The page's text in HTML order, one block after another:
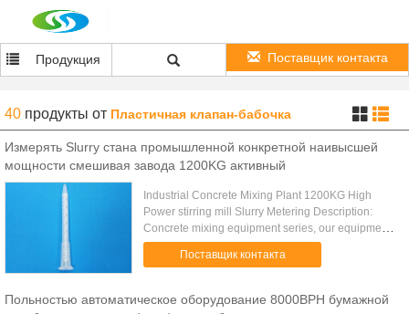
Продукция Поставщик контакта
40 продукты от Пластичная клапан-бабочка
Измерять Slurry стана промышленной конкретной наивысшей
мощности смешивая завода 1200KG активный
Industrial Concrete Mixing Plant 1200KG High
Power stirring mill Slurry Metering Description:
Concrete mixing equipment series, our equipment
can produce dry and hard plastic concrete is
used.Our company has .....
Поставщик контакта
Польностью автоматическое оборудование 8000BPH бумажной